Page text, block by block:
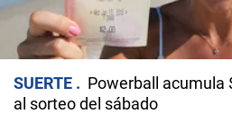
SUERTE
Powerball acumula
al sorteo del sábado